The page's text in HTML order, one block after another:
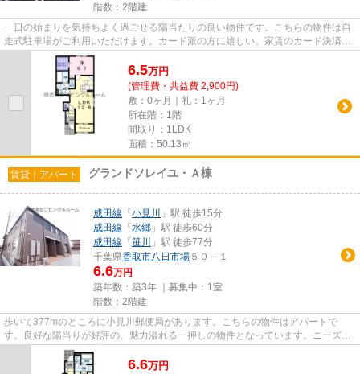
階数：2階建
一日の始まりを気持ちよく過ごせる陽当たりの良い物件です。こちらの物件は自
走式駐車場がご利用いただけます。カード派の方に嬉しい。家賃のカード決済が
可能です。こちらの物件はア...
6.5万円
(管理費・共益費 2,900円)
敷：0ヶ月｜礼：1ヶ月
所在階：1階
間取り：1LDK
面積：50.13㎡
賃貸｜アパート グランドソレイユ・Ａ棟
成田線 「 小見川
」駅 徒歩15分
成田線 「 水郷 」駅 徒歩60分
成田線 「 笹川
」駅 徒歩77分
千葉県香取市八日市場 ５０－１
6.6万円
築年数：築3年 ｜募集中： 1室
階数：2階建
歩いて377mのところに小見川郵便局があります。こちらの物件はアパートで
す。良好な陽当りが好評の、魅力溢れる一押しの物件となっています。ニーズの
高い家賃のカード決済が可能です...
6.6万円